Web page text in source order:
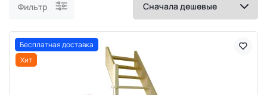
Фильтр
Бесплатная доставка
Хит